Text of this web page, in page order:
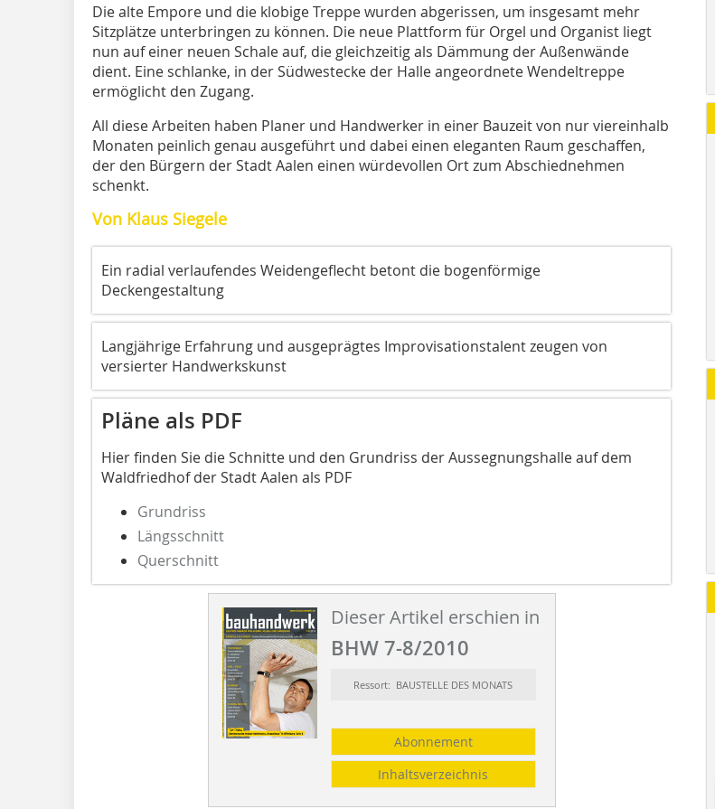
Die alte Empore und die klobige Treppe wurden abgerissen, um insgesamt mehr
Sitzplätze unterbringen zu können. Die neue Plattform für Orgel und Organist liegt
nun auf einer neuen Schale auf, die gleichzeitig als Dämmung der Außenwände
dient. Eine schlanke, in der Südwestecke der Halle angeordnete Wendeltreppe
ermöglicht den Zugang.
All diese Arbeiten haben Planer und Handwerker in einer Bauzeit von nur viereinhalb
Monaten peinlich genau ausgeführt und dabei einen eleganten Raum geschaffen,
der den Bürgern der Stadt Aalen einen würdevollen Ort zum Abschiednehmen
schenkt.
Von Klaus Siegele
Ein radial verlaufendes Weidengeflecht betont die bogenförmige
Deckengestaltung
Langjährige Erfahrung und ausgeprägtes Improvisationstalent zeugen von
versierter Handwerkskunst
Pläne als PDF
Hier finden Sie die Schnitte und den Grundriss der Aussegnungshalle auf dem
Waldfriedhof der Stadt Aalen als PDF
Grundriss
Längsschnitt
Querschnitt
Dieser Artikel erschien in
BHW 7-8/2010
Ressort: BAUSTELLE DES MONATS
Abonnement
Inhaltsverzeichnis